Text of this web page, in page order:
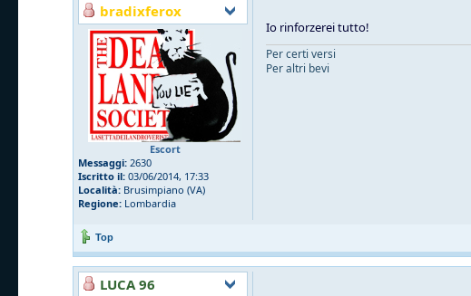
bradixferox
Escort
Messaggi: 2630
Iscritto il: 03/06/2014, 17:33
Località: Brusimpiano (VA)
Regione: Lombardia
Io rinforzerei tutto!
Per certi versi
Per altri bevi
Top
LUCA 96